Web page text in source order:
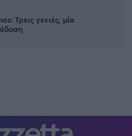
Τρεις γενιές, μία